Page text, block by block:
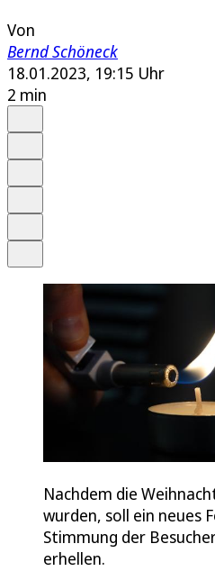
Von
Bernd Schöneck
18.01.2023, 19:15 Uhr
2 min
Nachdem die
wurden, soll ein neues
Stimmung der
erhellen.